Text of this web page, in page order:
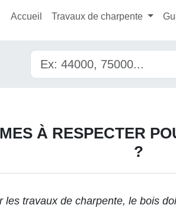
Accueil Travaux de charpente
À RESPECTER
?
les travaux de charpente, le bois